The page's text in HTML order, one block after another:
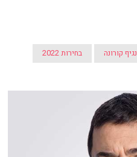
נגיף קורונה בחירות 2022